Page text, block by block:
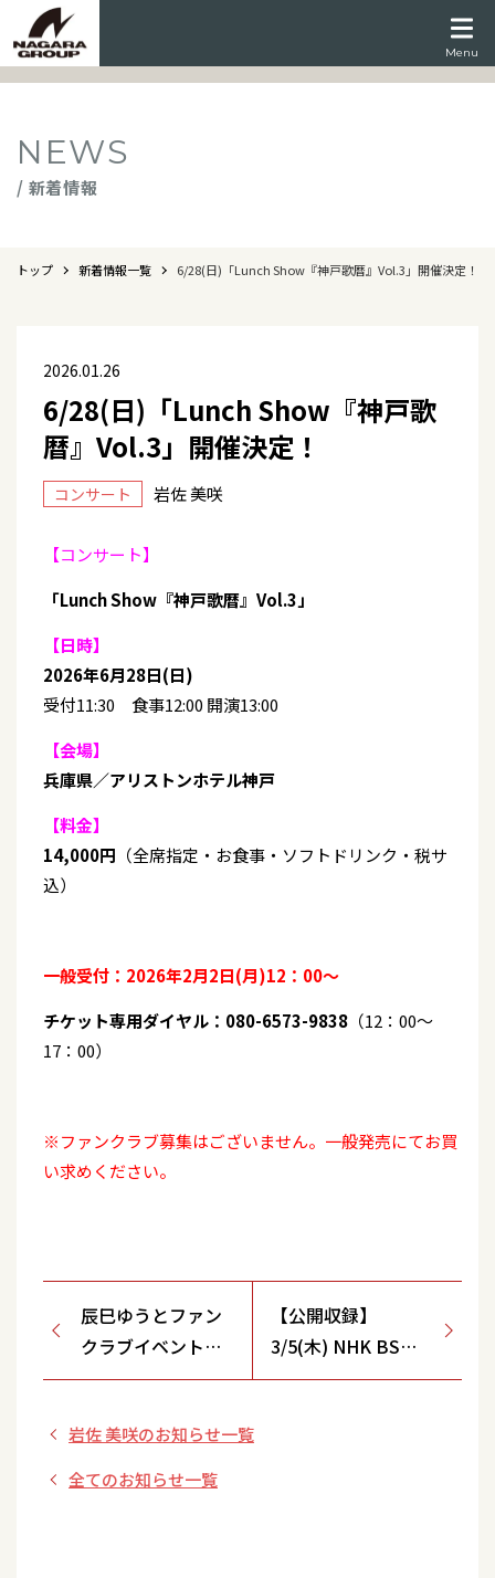
Menu
NEWS
/ 新着情報
トップ 新着情報一覧 6/28(日)「Lunch Show『神戸歌暦』Vol.3」開催決定！
2026.01.26
6/28(日)「Lunch Show『神戸歌
暦』Vol.3」開催決定！
コンサート 岩佐 美咲
【コンサート】
「Lunch Show『神戸歌暦』Vol.3」
【日時】
2026年6月28日(日)
受付11:30 食事12:00 開演13:00
【会場】
兵庫県／アリストンホテル神戸
【料金】
14,000円 （全席指定・お食事・ソフトドリンク・税サ
込）
一般受付：2026年2月2日(月)12：00～
チケット専用ダイヤル：080-6573-9838 （12：00～
17：00）
※ファンクラブ募集はございません。一般発売にてお買
い求めください。
辰巳ゆうとファン
クラブイベント開
催決定！
【公開収録】
3/5(木) NHK BSプ
レミアム「新・BS
岩佐 美咲のお知らせ一覧
全てのお知らせ一覧